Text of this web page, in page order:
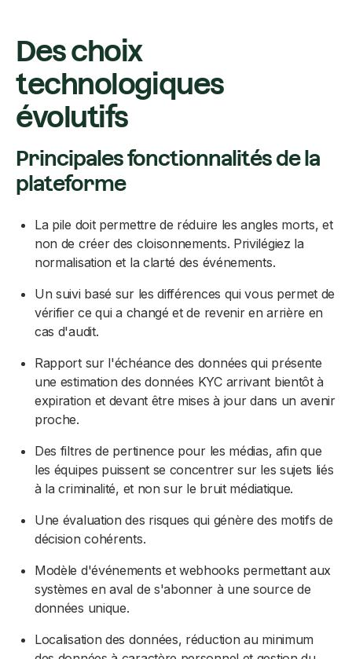
Des choix
technologiques
évolutifs
Principales fonctionnalités de la
plateforme
La pile doit permettre de réduire les angles morts, et
non de créer des cloisonnements. Privilégiez la
normalisation et la clarté des événements.
Un suivi basé sur les différences qui vous permet de
vérifier ce qui a changé et de revenir en arrière en
cas d'audit.
Rapport sur l'échéance des données qui présente
une estimation des données KYC arrivant bientôt à
expiration et devant être mises à jour dans un avenir
proche.
Des filtres de pertinence pour les médias, afin que
les équipes puissent se concentrer sur les sujets liés
à la criminalité, et non sur le bruit médiatique.
Une évaluation des risques qui génère des motifs de
décision cohérents.
Modèle d'événements et webhooks permettant aux
systèmes en aval de s'abonner à une source de
données unique.
Localisation des données, réduction au minimum